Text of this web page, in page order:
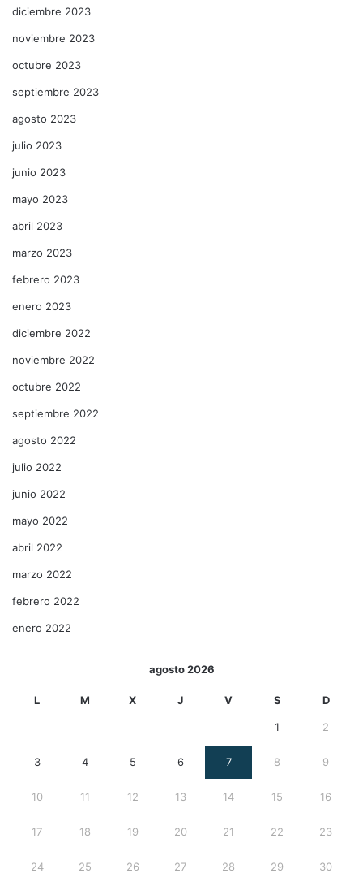
diciembre 2023
noviembre 2023
octubre 2023
septiembre 2023
agosto 2023
julio 2023
junio 2023
mayo 2023
abril 2023
marzo 2023
febrero 2023
enero 2023
diciembre 2022
noviembre 2022
octubre 2022
septiembre 2022
agosto 2022
julio 2022
junio 2022
mayo 2022
abril 2022
marzo 2022
febrero 2022
enero 2022
agosto 2026
L M X J V S D
1 2
3 4 5 6 7 8 9
10 11 12 13 14 15 16
17 18 19 20 21 22 23
24 25 26 27 28 29 30